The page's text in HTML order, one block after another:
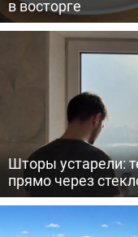
в восторге
Шторы устарели:
прямо через